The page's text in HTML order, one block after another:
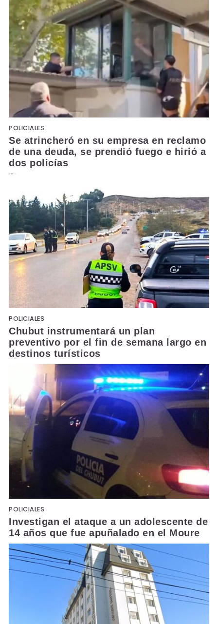
POLICIALES
Se atrincheró en su empresa en reclamo
de una deuda, se prendió fuego e hirió a
dos policías
POLICIALES
Chubut instrumentará un plan
preventivo por el fin de semana largo en
destinos turísticos
POLICIALES
Investigan el ataque a un adolescente de
14 años que fue apuñalado en el Moure